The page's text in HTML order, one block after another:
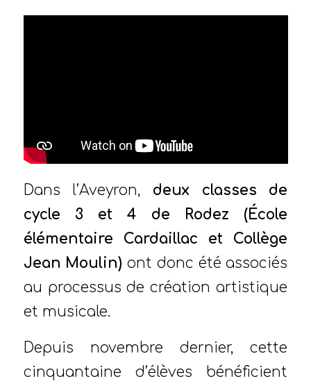
Dans l’Aveyron, deux classes de
cycle 3 et 4 de Rodez (École
élémentaire Cardaillac et Collège
Jean Moulin)ont donc été associés
au processus de création artistique
et musicale.
Depuis novembre dernier, cette
cinquantaine d’élèves bénéficient